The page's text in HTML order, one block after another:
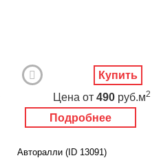
Подробнее
Цена от 490 руб.м2
Купить
Авторалли (ID 13091)